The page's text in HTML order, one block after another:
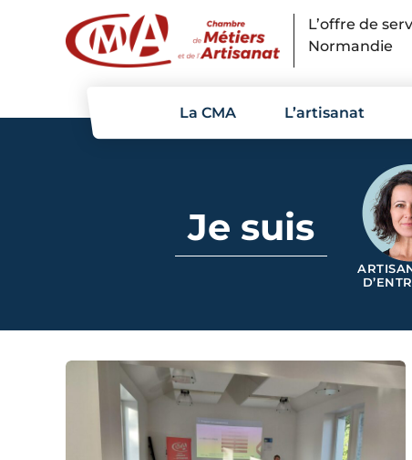
L’offre de
Normandie
La CMA L’artisanat
Je suis
Panneau de gestion des cookies